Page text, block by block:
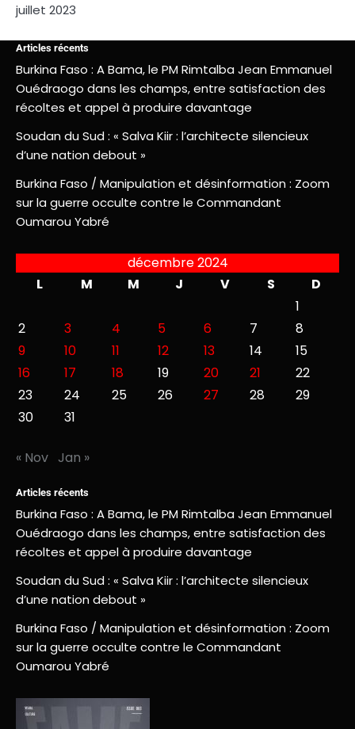
juillet 2023
Articles récents
Burkina Faso : A Bama, le PM Rimtalba Jean Emmanuel
Ouédraogo dans les champs, entre satisfaction des
récoltes et appel à produire davantage
Soudan du Sud : « Salva Kiir : l’architecte silencieux
d’une nation debout »
Burkina Faso / Manipulation et désinformation : Zoom
sur la guerre occulte contre le Commandant
Oumarou Yabré
décembre 2024
L
M M J V S
D
1
2
3 4 5 6 7
8
9
10 11 12 13 14
15
16
17 18 19 20 21
22
23
24 25 26 27 28
29
30
31
« Nov Jan »
Articles récents
Burkina Faso : A Bama, le PM Rimtalba Jean Emmanuel
Ouédraogo dans les champs, entre satisfaction des
récoltes et appel à produire davantage
Soudan du Sud : « Salva Kiir : l’architecte silencieux
d’une nation debout »
Burkina Faso / Manipulation et désinformation : Zoom
sur la guerre occulte contre le Commandant
Oumarou Yabré